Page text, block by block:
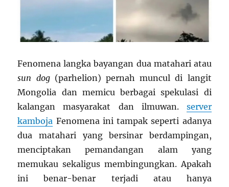
Fenomena langka bayangan dua matahari atau
sun dog(parhelion) pernah muncul di langit
Mongolia dan memicu berbagai spekulasi di
kalangan masyarakat dan ilmuwan. server
kamboja Fenomena ini tampak seperti adanya
dua matahari yang bersinar berdampingan,
menciptakan pemandangan alam yang
memukau sekaligus membingungkan. Apakah
ini benar-benar terjadi atau hanya